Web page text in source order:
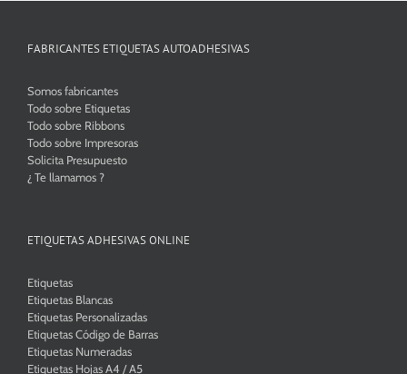
FABRICANTES ETIQUETAS AUTOADHESIVAS
Somos fabricantes
Todo sobre Etiquetas
Todo sobre Ribbons
Todo sobre Impresoras
Solicita Presupuesto
¿ Te llamamos ?
ETIQUETAS ADHESIVAS ONLINE
Etiquetas
Etiquetas Blancas
Etiquetas Personalizadas
Etiquetas Código de Barras
Etiquetas Numeradas
Etiquetas Hojas A4 / A5